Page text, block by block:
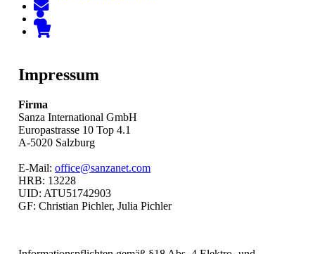
Impressum
Firma
Sanza International GmbH
Europastrasse 10 Top 4.1
A-5020 Salzburg
E-Mail: office@sanzanet.com
HRB: 13228
UID: ATU51742903
GF: Christian Pichler, Julia Pichler